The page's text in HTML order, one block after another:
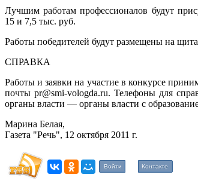
Лучшим работам профессионалов будут
15 и 7,5 тыс. руб.
Работы победителей будут размещены на
СПРАВКА
Работы и заявки на участие в конкурсе
почты pr@smi-vologda.ru. Телефоны для
органы власти — органы власти с
Марина Белая,
Газета "Речь", 12 октября 2011 г.
Войти Контакте